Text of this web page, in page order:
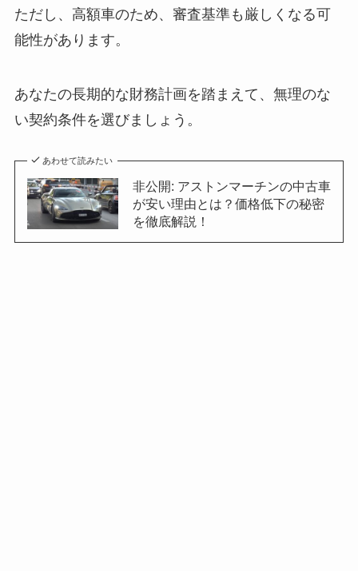
ただし、高額車のため、審査基準も厳しくなる可
能性があります。
あなたの長期的な財務計画を踏まえて、無理のな
い契約条件を選びましょう。
あわせて読みたい
非公開: アストンマーチンの中古車
が安い理由とは？価格低下の秘密
を徹底解説！